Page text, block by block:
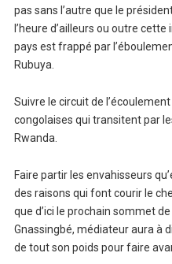
pas sans l’autre que le
l’heure d’ailleurs ou outre
pays est frappé par
Rubuya.
Suivre le circuit de
congolaises qui transitent par
Rwanda.
Faire partir les envahisseurs
des raisons qui font courir le
que d’ici le prochain sommet
Gnassingbé, médiateur aura à
de tout son poids pour faire